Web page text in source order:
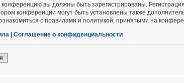
вы должны быть зарегистрированы.
конференции могут быть установлены также
с правилами и политикой, принятыми на
| Соглашение о конфиденциальности